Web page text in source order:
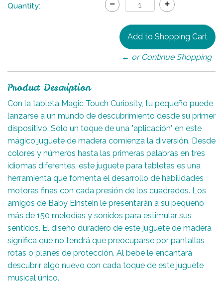
Quantity:
← or Continue Shopping
Product Description
Con la tableta Magic Touch Curiosity, tu pequeño puede
lanzarse a un mundo de descubrimiento desde su primer
dispositivo. Solo un toque de una "aplicación" en este
mágico juguete de madera comienza la diversión. Desde
colores y números hasta las primeras palabras en tres
idiomas diferentes, este juguete para tabletas es una
herramienta que fomenta el desarrollo de habilidades
motoras finas con cada presión de los cuadrados. Los
amigos de Baby Einstein le presentarán a su pequeño
más de 150 melodías y sonidos para estimular sus
sentidos. El diseño duradero de este juguete de madera
significa que no tendrá que preocuparse por pantallas
rotas o planes de protección. Al bebé le encantará
descubrir algo nuevo con cada toque de este juguete
musical único.